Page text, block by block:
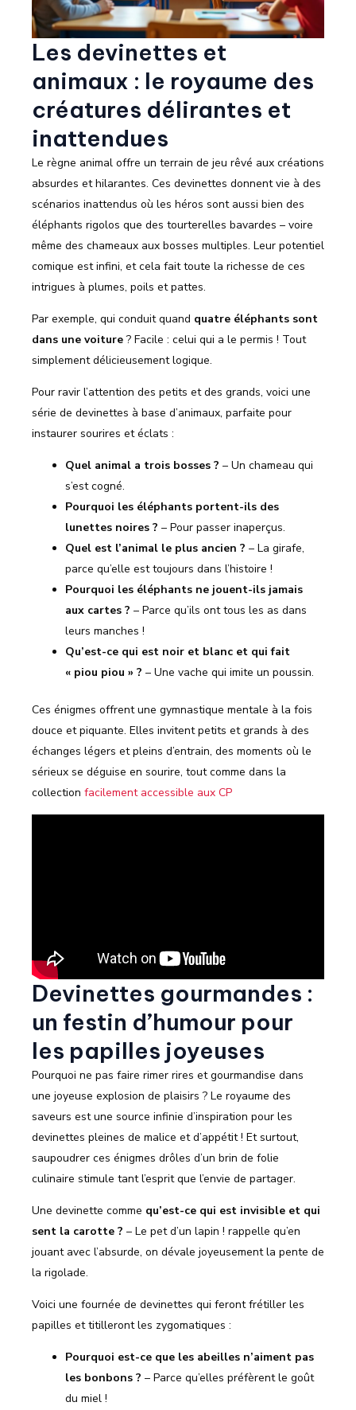
Les devinettes et
animaux : le royaume des
créatures délirantes et
inattendues
Le règne animal offre un terrain de jeu rêvé aux créations
absurdes et hilarantes. Ces devinettes donnent vie à des
scénarios inattendus où les héros sont aussi bien des
éléphants rigolos que des tourterelles bavardes – voire
même des chameaux aux bosses multiples. Leur potentiel
comique est infini, et cela fait toute la richesse de ces
intrigues à plumes, poils et pattes.
Par exemple, qui conduit quand quatre éléphants sont
dans une voiture? Facile : celui qui a le permis ! Tout
simplement délicieusement logique.
Pour ravir l’attention des petits et des grands, voici une
série de devinettes à base d’animaux, parfaite pour
instaurer sourires et éclats :
Quel animal a trois bosses ? – Un chameau qui
s’est cogné.
Pourquoi les éléphants portent-ils des
lunettes noires ? – Pour passer inaperçus.
Quel est l’animal le plus ancien ? – La girafe,
parce qu’elle est toujours dans l’histoire !
Pourquoi les éléphants ne jouent-ils jamais
aux cartes ? – Parce qu’ils ont tous les as dans
leurs manches !
Qu’est-ce qui est noir et blanc et qui fait
« piou piou » ? – Une vache qui imite un poussin.
Ces énigmes offrent une gymnastique mentale à la fois
douce et piquante. Elles invitent petits et grands à des
échanges légers et pleins d’entrain, des moments où le
sérieux se déguise en sourire, tout comme dans la
collection facilement accessible aux CP
Devinettes gourmandes :
un festin d’humour pour
les papilles joyeuses
Pourquoi ne pas faire rimer rires et gourmandise dans
une joyeuse explosion de plaisirs ? Le royaume des
saveurs est une source infinie d’inspiration pour les
devinettes pleines de malice et d’appétit ! Et surtout,
saupoudrer ces énigmes drôles d’un brin de folie
culinaire stimule tant l’esprit que l’envie de partager.
Une devinette comme qu’est-ce qui est invisible et qui
sent la carotte ? – Le pet d’un lapin ! rappelle qu’en
jouant avec l’absurde, on dévale joyeusement la pente de
la rigolade.
Voici une fournée de devinettes qui feront frétiller les
papilles et titilleront les zygomatiques :
Pourquoi est-ce que les abeilles n’aiment pas
les bonbons ? – Parce qu’elles préfèrent le goût
du miel !